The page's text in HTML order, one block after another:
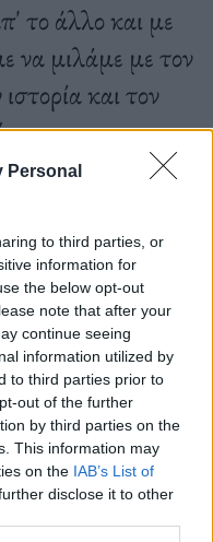
Personal
to third parties, or
information for
the below opt-out
note that after your
continue seeing
information utilized by
to third parties prior to
out of the further
by third parties on the
This information may
on the IAB’s List of
disclose it to other
το άλλο και με
να μιλάμε με τον
και τον
της
απώλεια της
από μια ζωή